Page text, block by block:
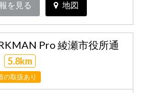
を見る 地図
Pro 綾瀬市役所通
5.8km
の取扱あり